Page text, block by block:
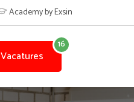
Academy by Exsin
Vacatures